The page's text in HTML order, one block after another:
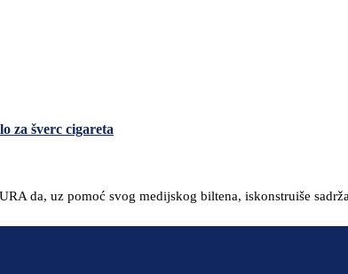
za šverc cigareta
da, uz pomoć svog medijskog biltena, iskonstruiše